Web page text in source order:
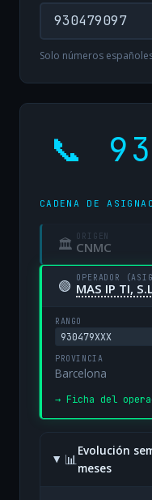
Solo números
📞
CADENA DE
🏛 ORIGEN
CNMC
🟢 OPERADOR
MAS IP TI,
RANGO
930479XXX
PROVINCIA
Barcelona
→ Ficha del
📊
Evolución
meses